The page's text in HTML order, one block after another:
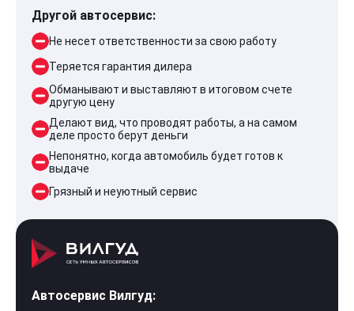
Другой автосервис:
Не несет ответственности за свою работу
Теряется гарантия дилера
Обманывают и выставляют в итоговом счете
другую цену
Делают вид, что проводят работы, а на самом
деле просто берут деньги
Непонятно, когда автомобиль будет готов к
выдаче
Грязный и неуютный сервис
Автосервис Вилгуд: